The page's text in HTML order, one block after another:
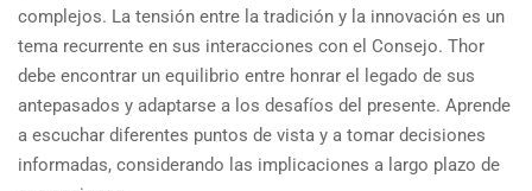
complejos. La tensión entre la tradición y la innovación es un
tema recurrente en sus interacciones con el Consejo. Thor
debe encontrar un equilibrio entre honrar el legado de sus
antepasados y adaptarse a los desafíos del presente. Aprende
a escuchar diferentes puntos de vista y a tomar decisiones
informadas, considerando las implicaciones a largo plazo de